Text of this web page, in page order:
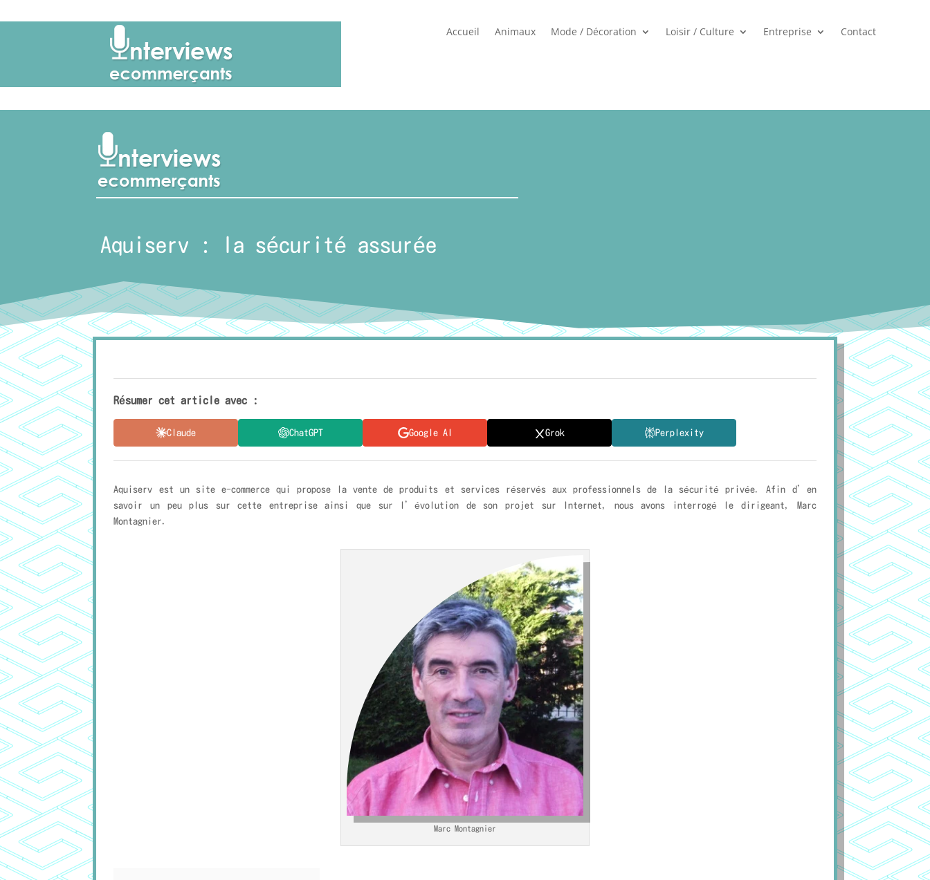
Accueil Animaux Mode / Décoration Loisir / Culture Entreprise Contact
Aquiserv : la sécurité assurée
Résumer cet article avec :
Claude ChatGPT Google AI Grok Perplexity
Aquiserv est un site e-commerce qui propose la vente de produits et services réservés aux professionnels de la sécurité privée. Afin d’en
savoir un peu plus sur cette entreprise ainsi que sur l’évolution de son projet sur Internet, nous avons interrogé le dirigeant, Marc
Montagnier.
Marc Montagnier